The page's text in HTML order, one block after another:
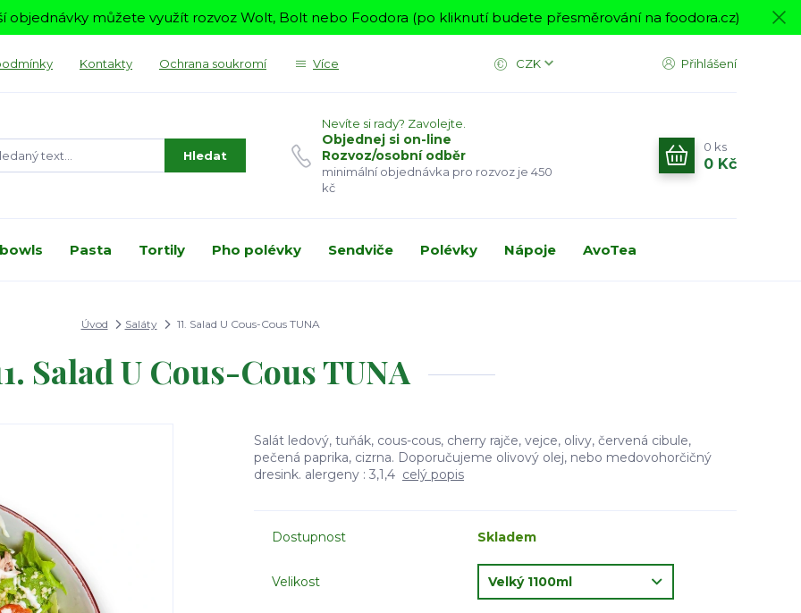
objednávky můžete využít rozvoz Wolt, Bolt nebo Foodora (po kliknutí budete přesměrování na foodora.cz)
Kontakty Ochrana soukromí Více CZK Přihlášení
Hledat
Nevíte si rady? Zavolejte.
Objednej si on-line
Rozvoz/osobní odběr
minimální objednávka pro rozvoz je 450
kč
0 ks
0 Kč
Pasta Tortily Pho polévky Sendviče Polévky Nápoje AvoTea
Úvod Saláty 11. Salad U Cous-Cous TUNA
Salad U Cous-Cous TUNA
Salát ledový, tuňák, cous-cous, cherry rajče, vejce, olivy, červená cibule,
pečená paprika, cizrna. Doporučujeme olivový olej, nebo medovohorčičný
dresink. alergeny : 3,1,4 celý popis
Dostupnost Skladem
Velikost